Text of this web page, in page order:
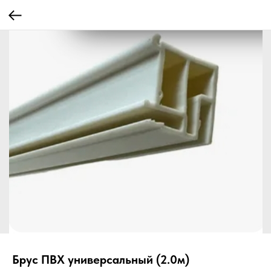
Брус ПВХ универсальный (2.0м)